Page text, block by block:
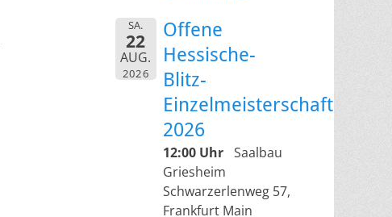
SA.
22
AUG.
2026
Offene
Hessische-
Blitz-
Einzelmeisterschaft
2026
12:00 Uhr Saalbau
Griesheim
Schwarzerlenweg 57,
Frankfurt Main